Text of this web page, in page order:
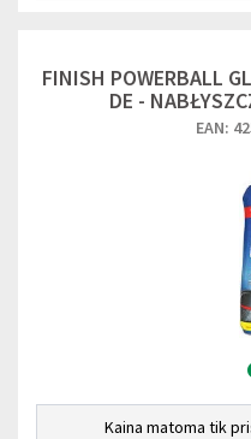
FINISH POWERBALL
DE -
EAN:
Kaina matoma tik